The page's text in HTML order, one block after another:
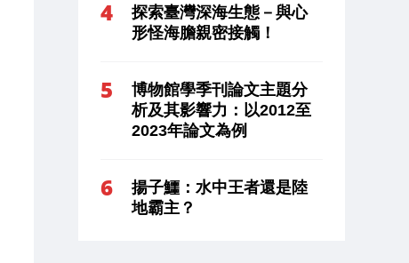
探索臺灣深海生態－與心
形怪海膽親密接觸！
博物館學季刊論文主題分
析及其影響力：以2012至
2023年論文為例
揚子鱷：水中王者還是陸
地霸主？